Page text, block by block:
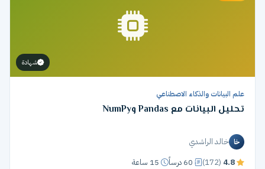
شهادة
علم البيانات والذكاء الاصطناعي
تحليل البيانات مع Pandas وNumPy
خا
خالد الراشدي
4.8
(172) 60 درساً 15 ساعة